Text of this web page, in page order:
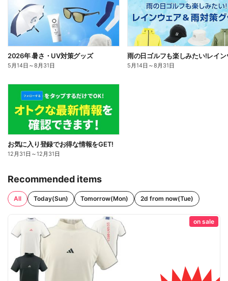
2026年 暑さ・UV対策グッズ
5月14日 ～8月31日 5月14日 ～8月31日
お気に入り登録でお得な情報をGET!
12月31日 ～12月31日
Recommended items
All Today(Sun) Tomorrow(Mon) 2d from now(Tue)
on sale